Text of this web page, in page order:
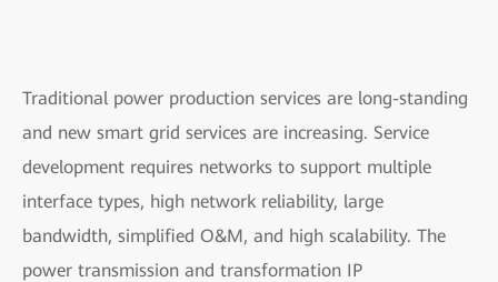
Traditional power production services are long-standing
and new smart grid services are increasing. Service
development requires networks to support multiple
interface types, high network reliability, large
bandwidth, simplified O&M, and high scalability. The
power transmission and transformation IP